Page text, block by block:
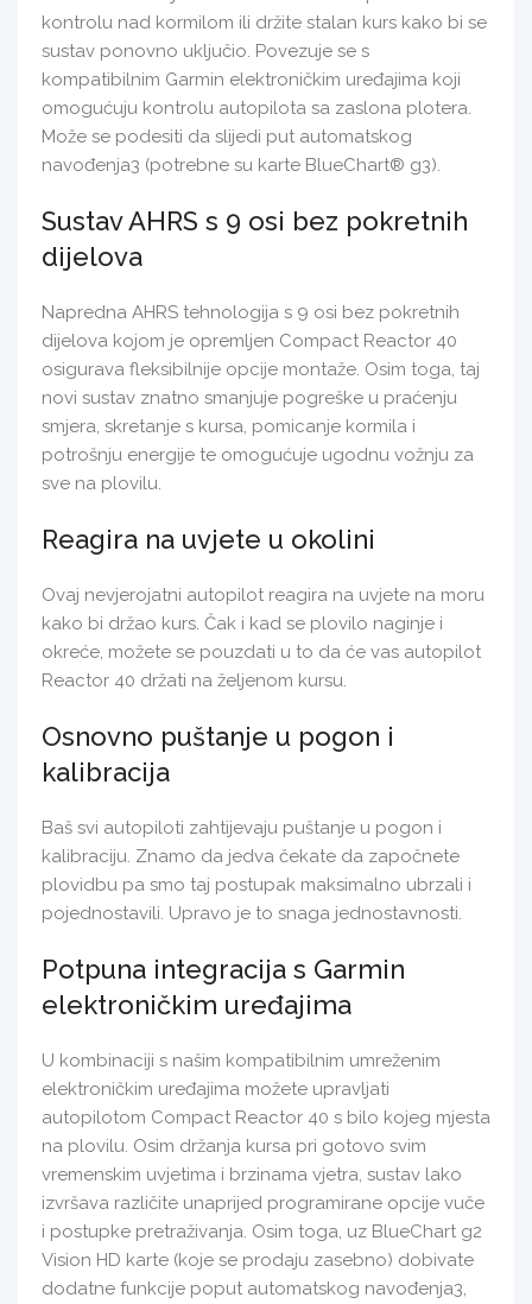
kontrolu nad kormilom ili držite stalan kurs kako bi se
sustav ponovno uključio. Povezuje se s
kompatibilnim Garmin elektroničkim uređajima koji
omogućuju kontrolu autopilota sa zaslona plotera.
Može se podesiti da slijedi put automatskog
navođenja3 (potrebne su karte BlueChart® g3).
Sustav AHRS s 9 osi bez pokretnih
dijelova
Napredna AHRS tehnologija s 9 osi bez pokretnih
dijelova kojom je opremljen Compact Reactor 40
osigurava fleksibilnije opcije montaže. Osim toga, taj
novi sustav znatno smanjuje pogreške u praćenju
smjera, skretanje s kursa, pomicanje kormila i
potrošnju energije te omogućuje ugodnu vožnju za
sve na plovilu.
Reagira na uvjete u okolini
Ovaj nevjerojatni autopilot reagira na uvjete na moru
kako bi držao kurs. Čak i kad se plovilo naginje i
okreće, možete se pouzdati u to da će vas autopilot
Reactor 40 držati na željenom kursu.
Osnovno puštanje u pogon i
kalibracija
Baš svi autopiloti zahtijevaju puštanje u pogon i
kalibraciju. Znamo da jedva čekate da započnete
plovidbu pa smo taj postupak maksimalno ubrzali i
pojednostavili. Upravo je to snaga jednostavnosti.
Potpuna integracija s Garmin
elektroničkim uređajima
U kombinaciji s našim kompatibilnim umreženim
elektroničkim uređajima možete upravljati
autopilotom Compact Reactor 40 s bilo kojeg mjesta
na plovilu. Osim držanja kursa pri gotovo svim
vremenskim uvjetima i brzinama vjetra, sustav lako
izvršava različite unaprijed programirane opcije vuče
i postupke pretraživanja. Osim toga, uz BlueChart g2
Vision HD karte (koje se prodaju zasebno) dobivate
dodatne funkcije poput automatskog navođenja3,